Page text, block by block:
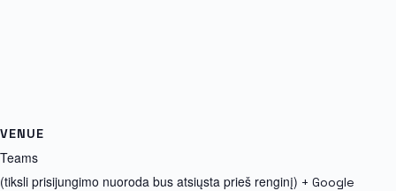
VENUE
Teams
(tiksli prisijungimo nuoroda bus atsiųsta prieš renginį) + Google